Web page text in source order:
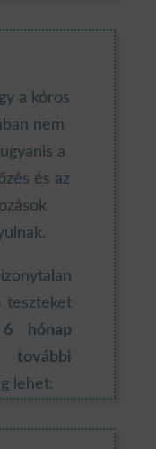
a kóros
nem
a
és az
teszteket
6 hónap
további
lehet: